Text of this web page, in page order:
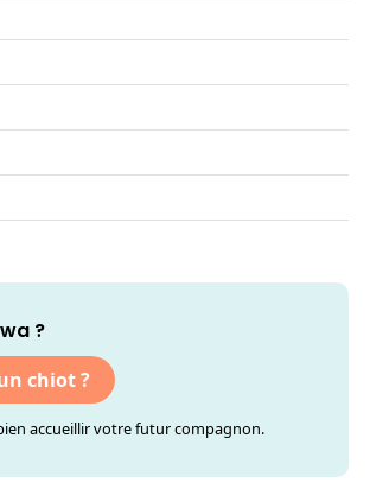
?
chiot ?
accueillir votre futur compagnon.